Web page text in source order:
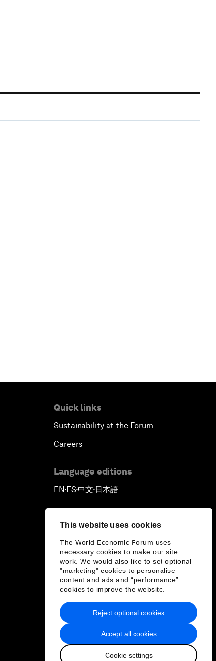
This website uses cookies
The World Economic Forum uses
necessary cookies to make our site
work. We would also like to set optional
"marketing" cookies to personalise
content and ads and “performance”
cookies to improve the website.
Accept all cookies
Cookie settings
Reject optional cookies
Quick links
Sustainability at the Forum
Careers
Language editions
EN ▪ ES▪中文▪ 日本語